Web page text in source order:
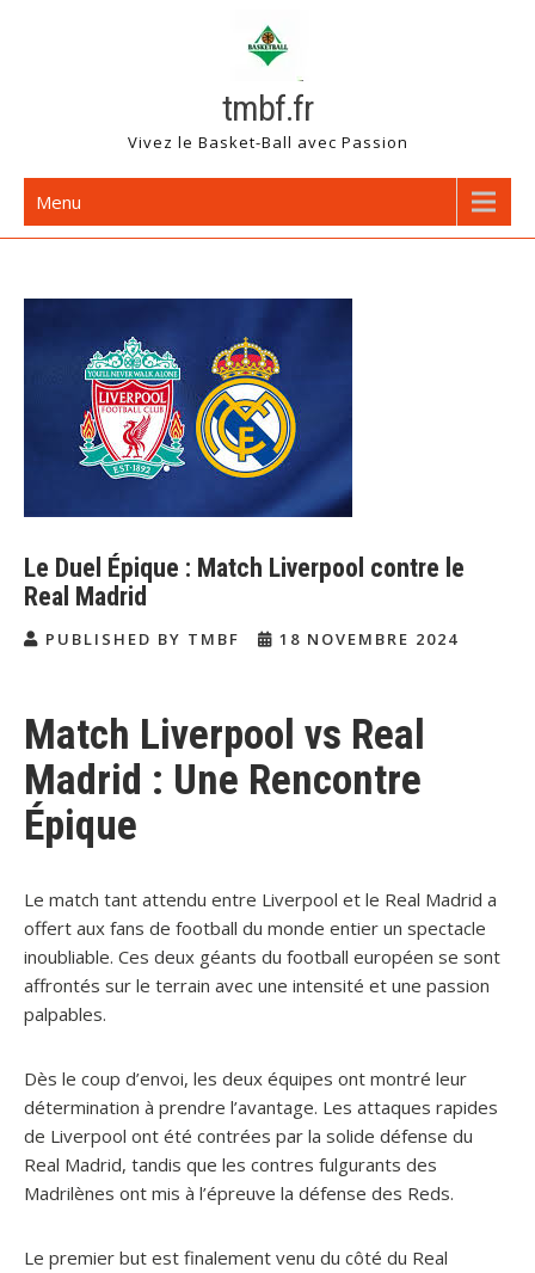
tmbf.fr
Vivez le Basket-Ball avec Passion
Menu
Le Duel Épique : Match Liverpool contre le
Real Madrid
PUBLISHED BY TMBF 18 NOVEMBRE 2024
Match Liverpool vs Real
Madrid : Une Rencontre
Épique
Le match tant attendu entre Liverpool et le Real Madrid a
offert aux fans de football du monde entier un spectacle
inoubliable. Ces deux géants du football européen se sont
affrontés sur le terrain avec une intensité et une passion
palpables.
Dès le coup d’envoi, les deux équipes ont montré leur
détermination à prendre l’avantage. Les attaques rapides
de Liverpool ont été contrées par la solide défense du
Real Madrid, tandis que les contres fulgurants des
Madrilènes ont mis à l’épreuve la défense des Reds.
Le premier but est finalement venu du côté du Real